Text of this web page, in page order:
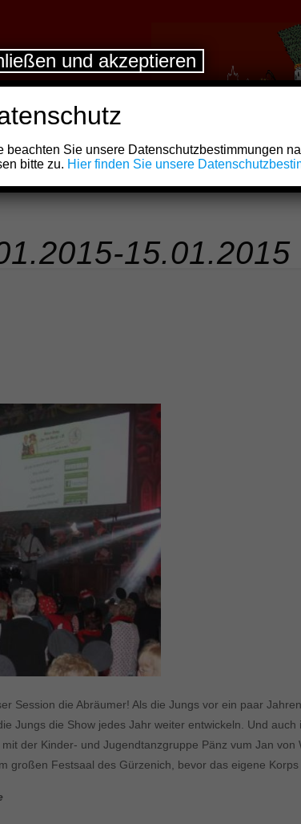
15.01.2015
Session die Abräumer! Als die Jungs vor ein paar
Jungs die Show jedes Jahr weiter entwickeln. Und
der Kinder- und Jugendtanzgruppe Pänz vum Jan
großen Festsaal des Gürzenich, bevor das eigene
beachten Sie unsere Datenschutzbestimmungen
bitte zu. Hier finden Sie unsere
und akzeptieren